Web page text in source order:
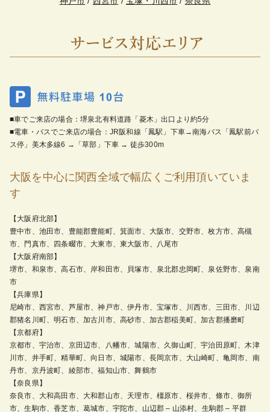
■車でご来店の場合：堺泉北有料道路「菱木」出口より約5分
■電車・バスでご来店の場合：JR阪和線「鳳駅」下車→南海バス「鳳駅前バ
ス停」美木多線6 →「草部」下車 → 徒歩300m
大阪を中心に関西全域で幅広くご利用頂いていま
す
【大阪府北部】
豊中市、池田市、豊能郡豊能町、箕面市、大阪市、交野市、枚方市、高槻
市、門真市、四条畷市、大東市、東大阪市、八尾市
【大阪府南部】
堺市、和泉市、高石市、岸和田市、貝塚市、泉北郡忠岡町、泉佐野市、泉南
市
【兵庫県】
尼崎市、西宮市、芦屋市、神戸市、伊丹市、宝塚市、川西市、三田市、川辺
郡猪名川町、明石市、加古川市、高砂市、加古郡稲美町、加古郡播磨町
【京都府】
京都市、宇治市、京田辺市、八幡市、城陽市、久御山町、宇治田原町、木津
川市、井手町、精華町、向日市、城陽市、長岡京市、大山崎町、亀岡市、南
丹市、京丹波町、綾部市、福知山市、舞鶴市
【奈良県】
奈良市、大和高田市、大和郡山市、天理市、橿原市、桜井市、條市、御所
市、生駒市、香芝市、葛城市、宇陀市、山辺郡 – 山添村、生駒郡 – 平群